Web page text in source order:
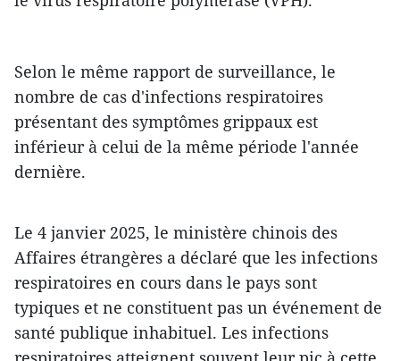
Selon le même rapport de surveillance, le
nombre de cas d'infections respiratoires
présentant des symptômes grippaux est
inférieur à celui de la même période l'année
dernière.
Le 4 janvier 2025, le ministère chinois des
Affaires étrangères a déclaré que les infections
respiratoires en cours dans le pays sont
typiques et ne constituent pas un événement de
santé publique inhabituel. Les infections